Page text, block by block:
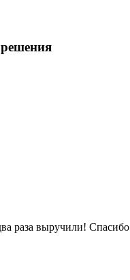
раза выручили!